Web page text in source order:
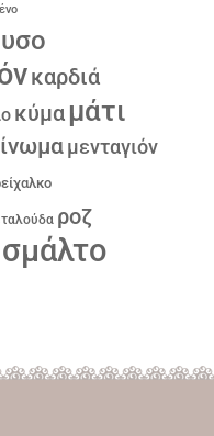
καρδιά
κύμα μάτι
μενταγιόν
ροζ
σμάλτο